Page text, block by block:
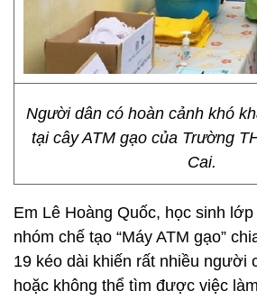
Người dân có hoàn cảnh khó
tại cây ATM gạo của Trường
Cai.
Em Lê Hoàng Quốc, học sinh
nhóm chế tạo “Máy ATM gạo”
19 kéo dài khiến rất nhiều người
hoặc không thể tìm được việc